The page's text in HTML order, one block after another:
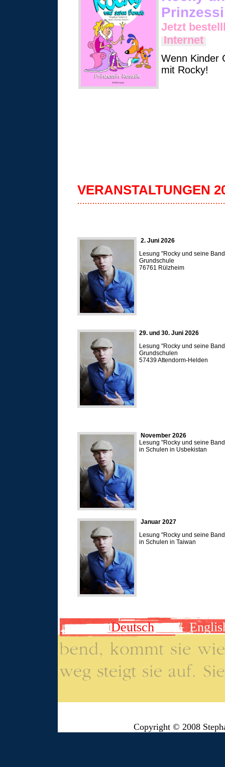
Jetzt
Internet
Wenn Kinder
mit Rocky!
VERANSTALTUNGEN
2. Juni 2026
Lesung "Rocky und seine
Grundschule
76761 Rülzheim
29. und 30. Juni 2026
Lesung "Rocky und seine
Grundschulen
57439 Attendorm-Helden
November 2026
Lesung "Rocky und seine
in Schulen in Usbekistan
Januar 2027
Lesung "Rocky und seine
in Schulen in Taiwan
Deutsch
Copyright © 2008